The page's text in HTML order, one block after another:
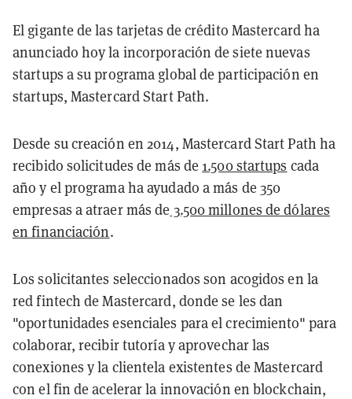
El gigante de las tarjetas de crédito Mastercard ha
anunciado hoy la incorporación de siete nuevas
startups a su programa global de participación en
startups, Mastercard Start Path.
Desde su creación en 2014, Mastercard Start Path ha
recibido solicitudes de más de 1.500 startups cada
año y el programa ha ayudado a más de 350
empresas a atraer más de 3.500 millones de dólares
en financiación.
Los solicitantes seleccionados son acogidos en la
red fintech de Mastercard, donde se les dan
"oportunidades esenciales para el crecimiento" para
colaborar, recibir tutoría y aprovechar las
conexiones y la clientela existentes de Mastercard
con el fin de acelerar la innovación en blockchain,